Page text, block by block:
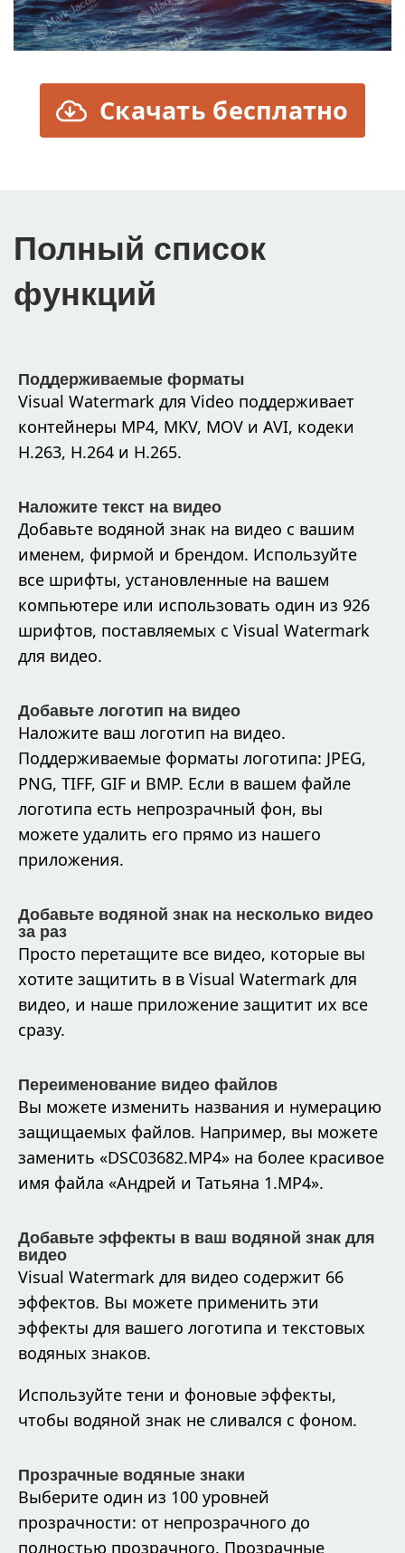
Скачать бесплатно
Полный список
функций
Поддерживаемые форматы
Visual Watermark для Video поддерживает
контейнеры MP4, MKV, MOV и AVI, кодеки
H.263, H.264 и H.265.
Наложите текст на видео
Добавьте водяной знак на видео с вашим
именем, фирмой и брендом. Используйте
все шрифты, установленные на вашем
компьютере или использовать один из 926
шрифтов, поставляемых с Visual Watermark
для видео.
Добавьте логотип на видео
Наложите ваш логотип на видео.
Поддерживаемые форматы логотипа: JPEG,
PNG, TIFF, GIF и BMP. Если в вашем файле
логотипа есть непрозрачный фон, вы
можете удалить его прямо из нашего
приложения.
Добавьте водяной знак на несколько видео
за раз
Просто перетащите все видео, которые вы
хотите защитить в в Visual Watermark для
видео, и наше приложение защитит их все
сразу.
Переименование видео файлов
Вы можете изменить названия и нумерацию
защищаемых файлов. Например, вы можете
заменить «DSC03682.MP4» на более красивое
имя файла «Андрей и Татьяна 1.MP4».
Добавьте эффекты в ваш водяной знак для
видео
Visual Watermark для видео содержит 66
эффектов. Вы можете применить эти
эффекты для вашего логотипа и текстовых
водяных знаков.
Используйте тени и фоновые эффекты,
чтобы водяной знак не сливался с фоном.
Прозрачные водяные знаки
Выберите один из 100 уровней
прозрачности: от непрозрачного до
полностью прозрачного. Прозрачные